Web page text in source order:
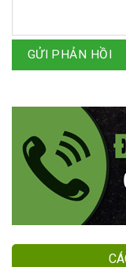
GỬI PHẢN HỒI